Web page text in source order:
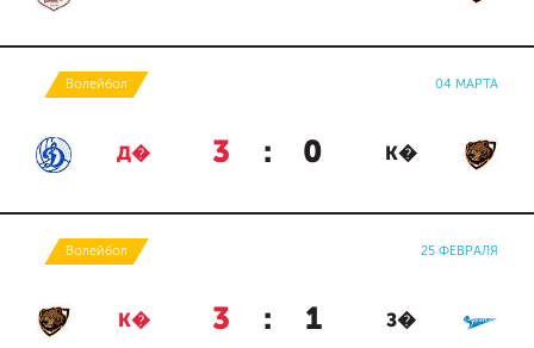
Волейбол 04 МАРТА
Д� 3 : 0 К�
Волейбол 25 ФЕВРАЛЯ
К� 3 : 1 З�